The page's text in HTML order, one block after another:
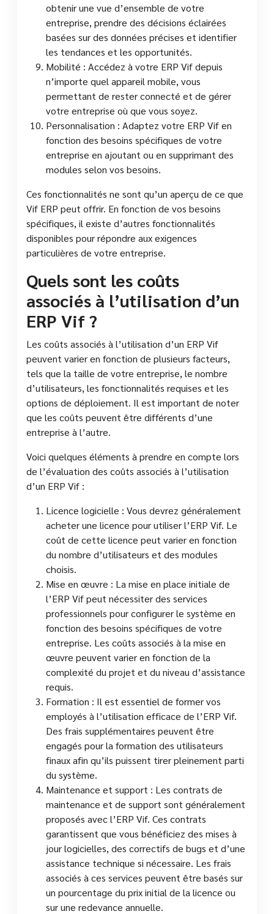
obtenir une vue d’ensemble de votre
entreprise, prendre des décisions éclairées
basées sur des données précises et identifier
les tendances et les opportunités.
Mobilité : Accédez à votre ERP Vif depuis
n’importe quel appareil mobile, vous
permettant de rester connecté et de gérer
votre entreprise où que vous soyez.
Personnalisation : Adaptez votre ERP Vif en
fonction des besoins spécifiques de votre
entreprise en ajoutant ou en supprimant des
modules selon vos besoins.
Ces fonctionnalités ne sont qu’un aperçu de ce que
Vif ERP peut offrir. En fonction de vos besoins
spécifiques, il existe d’autres fonctionnalités
disponibles pour répondre aux exigences
particulières de votre entreprise.
Quels sont les coûts
associés à l’utilisation d’un
ERP Vif ?
Les coûts associés à l’utilisation d’un ERP Vif
peuvent varier en fonction de plusieurs facteurs,
tels que la taille de votre entreprise, le nombre
d’utilisateurs, les fonctionnalités requises et les
options de déploiement. Il est important de noter
que les coûts peuvent être différents d’une
entreprise à l’autre.
Voici quelques éléments à prendre en compte lors
de l’évaluation des coûts associés à l’utilisation
d’un ERP Vif :
Licence logicielle : Vous devrez généralement
acheter une licence pour utiliser l’ERP Vif. Le
coût de cette licence peut varier en fonction
du nombre d’utilisateurs et des modules
choisis.
Mise en œuvre : La mise en place initiale de
l’ERP Vif peut nécessiter des services
professionnels pour configurer le système en
fonction des besoins spécifiques de votre
entreprise. Les coûts associés à la mise en
œuvre peuvent varier en fonction de la
complexité du projet et du niveau d’assistance
requis.
Formation : Il est essentiel de former vos
employés à l’utilisation efficace de l’ERP Vif.
Des frais supplémentaires peuvent être
engagés pour la formation des utilisateurs
finaux afin qu’ils puissent tirer pleinement parti
du système.
Maintenance et support : Les contrats de
maintenance et de support sont généralement
proposés avec l’ERP Vif. Ces contrats
garantissent que vous bénéficiez des mises à
jour logicielles, des correctifs de bugs et d’une
assistance technique si nécessaire. Les frais
associés à ces services peuvent être basés sur
un pourcentage du prix initial de la licence ou
sur une redevance annuelle.